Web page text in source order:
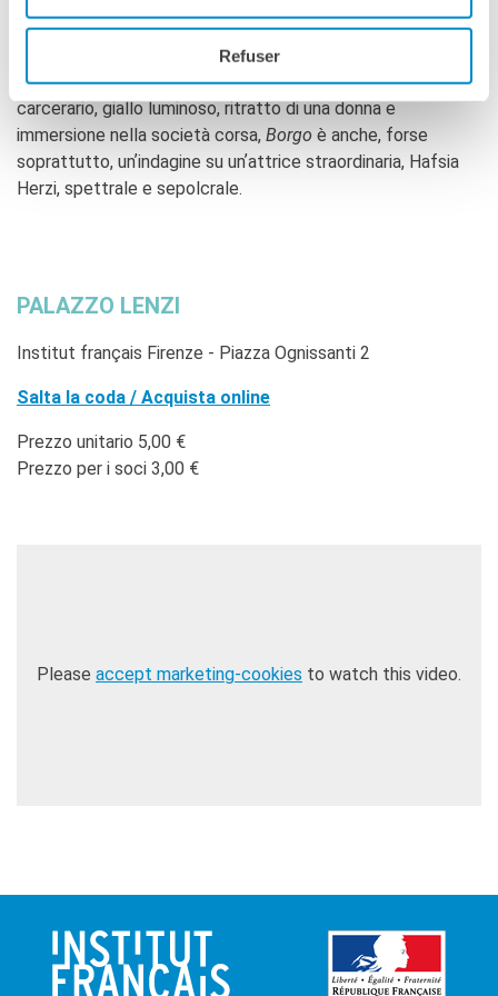
Refuser
francese del film carcerario, che ha visto nascere film
di Jacques Becker e
Audiard, proponendone una versione al femminile. Thriller
carcerario, giallo luminoso, ritratto di una donna e
immersione nella società corsa, Borgo è anche, forse
soprattutto, unʼindagine su unʼattrice straordinaria, Hafsia
Herzi, spettrale e sepolcrale.
PALAZZO LENZI
Institut français Firenze - Piazza Ognissanti 2
Salta la coda / Acquista online
Prezzo unitario 5,00 €
Prezzo per i soci 3,00 €
Please accept marketing-cookies to watch this video.